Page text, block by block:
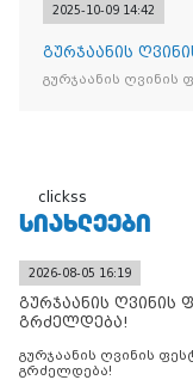
2025-10-09 14:42
გურჯაანის
გურჯაანის ღვინის
clickss
ᲡᲘᲐᲮᲚᲔᲔᲑᲘ
2026-08-05 16:19
გურჯაანის ღვინის
გრძელდება!
გურჯაანის ღვინის
გრძელდება!